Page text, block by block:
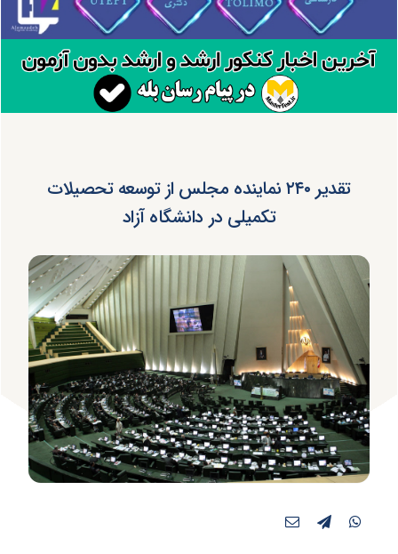
تقدیر ۲۴۰ نماینده مجلس از توسعه تحصیلات
تکمیلی در دانشگاه آزاد